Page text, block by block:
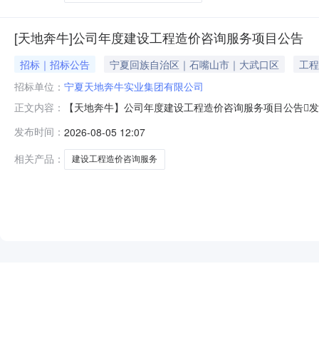
[天地奔牛]公司年度建设工程造价咨询服务项目公告
招标｜招标公告 宁夏回族自治区｜石嘴山市｜大武口区
工
招标单位： 宁夏天地奔牛实业集团有限公司
正文内容：
【天地奔牛】公司年度建设工程造价咨询服务项目公告
据需求方签字的咨询成果文件，提出付款申请，经需求
理）4.报送时请将盖章版扫描成P
发布时间： 2026-08-05 12:07
相关产品：
建设工程造价咨询服务